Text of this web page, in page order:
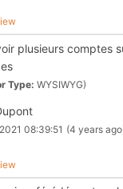
plusieurs comptes
Type: WYSIWYG)
08:39:51 (4 years